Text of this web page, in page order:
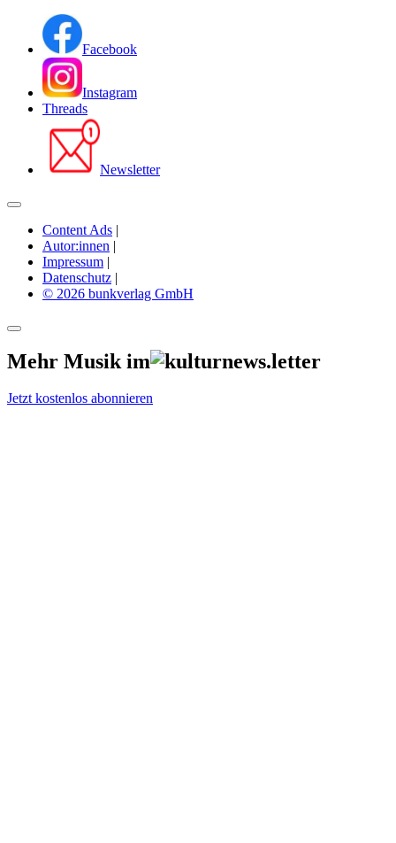
Facebook
Instagram
Threads
Newsletter
Content Ads |
Autor:innen |
Impressum |
Datenschutz |
© 2026 bunkverlag GmbH
Mehr Musik im
Jetzt kostenlos abonnieren